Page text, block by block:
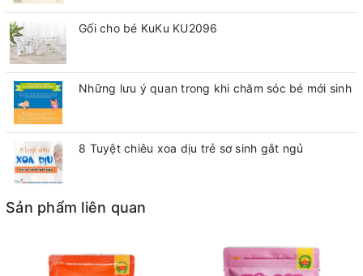
Gối cho bé KuKu KU2096
Những lưu ý quan trong khi chăm sóc bé mới sinh
8 Tuyệt chiêu xoa dịu trẻ sơ sinh gắt ngủ
Sản phẩm liên quan